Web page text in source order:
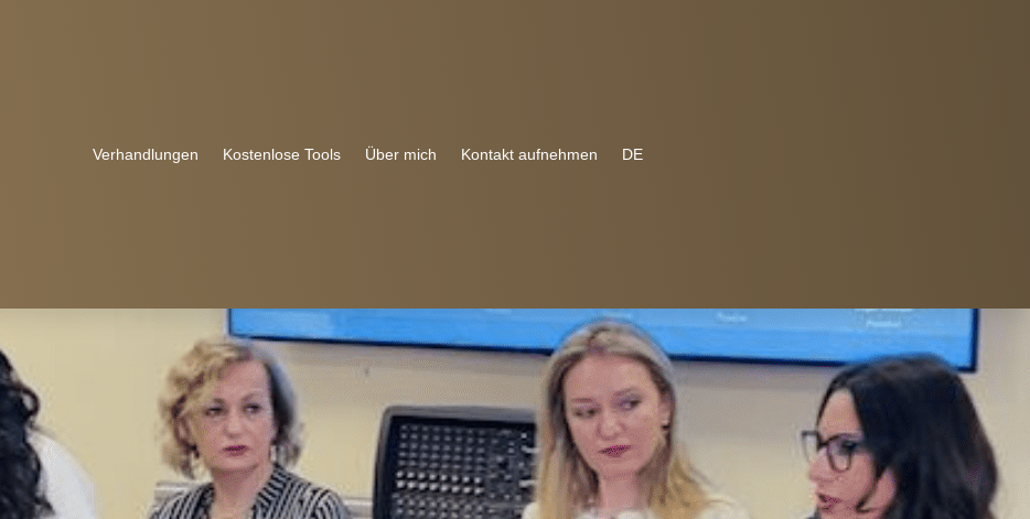
Verhandlungen Kostenlose Tools Über mich Kontakt aufnehmen DE